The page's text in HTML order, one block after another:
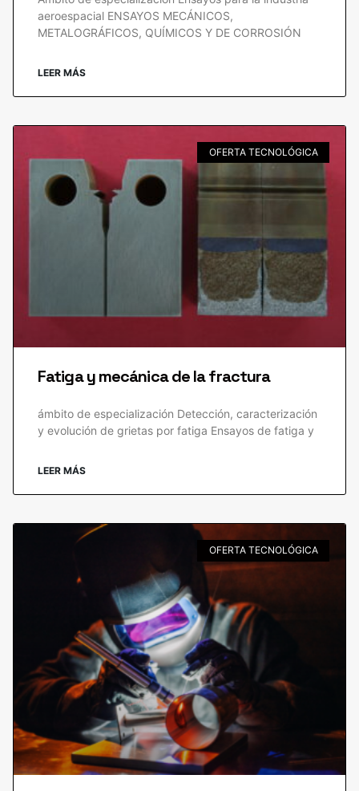
aeroespacial ENSAYOS MECÁNICOS,
METALOGRÁFICOS, QUÍMICOS Y DE CORROSIÓN
LEER MÁS
OFERTA TECNOLÓGICA
Fatiga y mecánica de la fractura
ámbito de especialización Detección, caracterización
y evolución de grietas por fatiga Ensayos de fatiga y
LEER MÁS
OFERTA TECNOLÓGICA